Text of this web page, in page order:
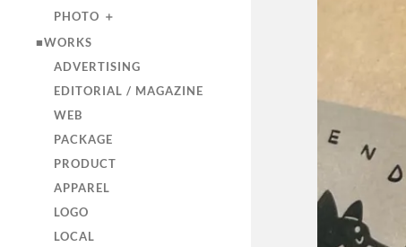
PHOTO ＋
■WORKS
ADVERTISING
EDITORIAL / MAGAZINE
WEB
PACKAGE
PRODUCT
APPAREL
LOGO
LOCAL